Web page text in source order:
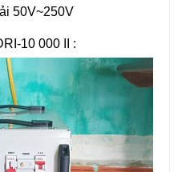
50V~250V
10 000 II :